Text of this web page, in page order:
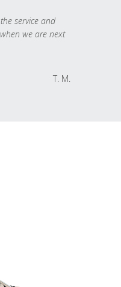
service and
we are next
T. M.